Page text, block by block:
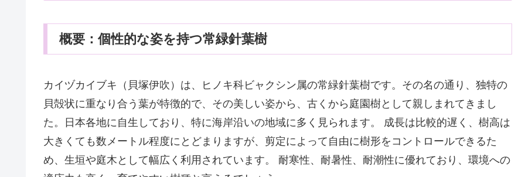
概要：個性的な姿を持つ常緑針葉樹
カイヅカイブキ（貝塚伊吹）は、ヒノキ科ビャクシン属の常緑針葉樹です。その名の通り、独特の
貝殻状に重なり合う葉が特徴的で、その美しい姿から、古くから庭園樹として親しまれてきまし
た。日本各地に自生しており、特に海岸沿いの地域に多く見られます。 成長は比較的遅く、樹高は
大きくても数メートル程度にとどまりますが、剪定によって自由に樹形をコントロールできるた
め、生垣や庭木として幅広く利用されています。 耐寒性、耐暑性、耐潮性に優れており、環境への